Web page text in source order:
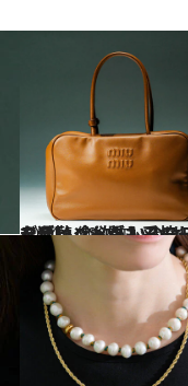
2024.5.10
デザインも質も妥協したくない 今欲しいのはPCやタブレットが入るモードな通勤バッグ！
コミック ＆ エッセイ